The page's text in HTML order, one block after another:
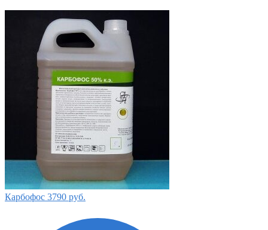
Карбофос 3790 руб.